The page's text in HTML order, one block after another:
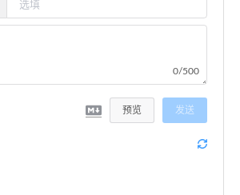
0/500
预览 发送